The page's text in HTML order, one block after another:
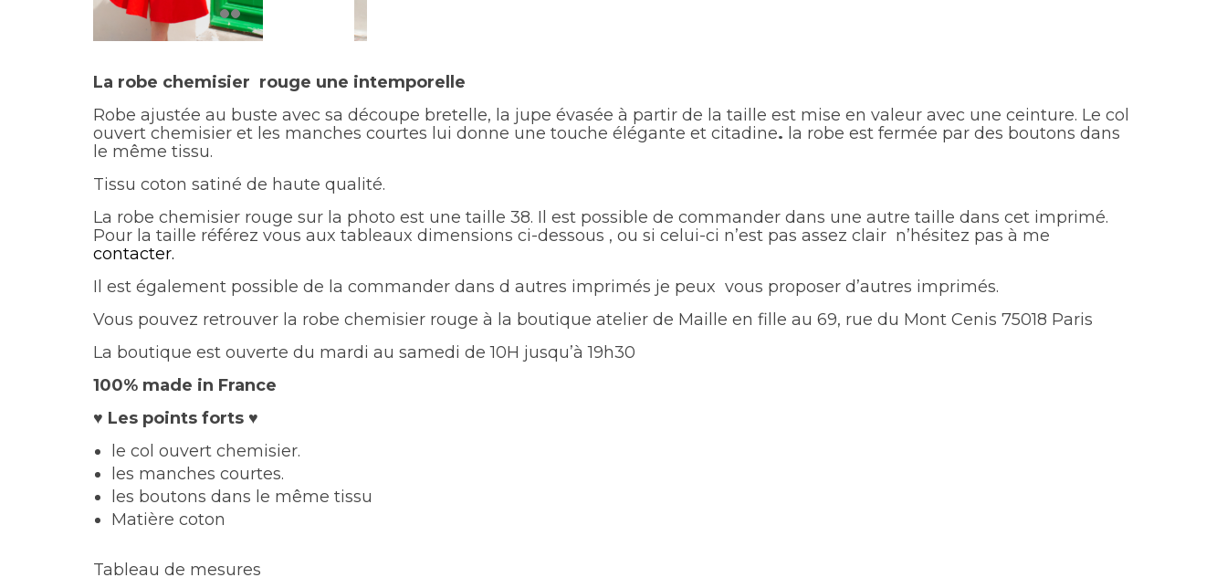
La robe chemisier rouge une intemporelle
Robe ajustée au buste avec sa découpe bretelle, la jupe évasée à partir de la taille est mise en valeur avec une ceinture. Le col
ouvert chemisier et les manches courtes lui donne une touche élégante et citadine. la robe est fermée par des boutons dans
le même tissu.
Tissu coton satiné de haute qualité.
La robe chemisier rouge sur la photo est une taille 38. Il est possible de commander dans une autre taille dans cet imprimé.
Pour la taille référez vous aux tableaux dimensions ci-dessous , ou si celui-ci n’est pas assez clair n’hésitez pas à me
contacter.
Il est également possible de la commander dans d autres imprimés je peux vous proposer d’autres imprimés.
Vous pouvez retrouver la robe chemisier rouge à la boutique atelier de Maille en fille au 69, rue du Mont Cenis 75018 Paris
La boutique est ouverte du mardi au samedi de 10H jusqu’à 19h30
100% made in France
♥ Les points forts ♥
le col ouvert chemisier.
les manches courtes.
les boutons dans le même tissu
Matière coton
Tableau de mesures